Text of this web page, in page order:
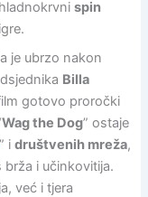
spin
je ubrzo nakon
Billa
gotovo proročki
Wag the Dog” ostaje
i društvenih mreža,
brža i učinkovitija.
već i tjera